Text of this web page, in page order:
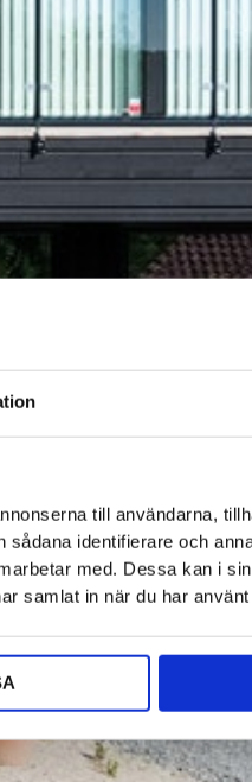
till användarna,
identifierare och
med. Dessa kan i
samlat in när du har